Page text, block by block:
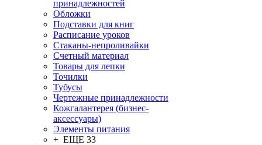
принадлежностей
Обложки
Подставки для книг
Расписание уроков
Стаканы-непроливайки
Счетный материал
Товары для лепки
Точилки
Тубусы
Чертежные принадлежности
Кожгалантерея (бизнес-
аксессуары)
Элементы питания
+ ЕЩЕ 33